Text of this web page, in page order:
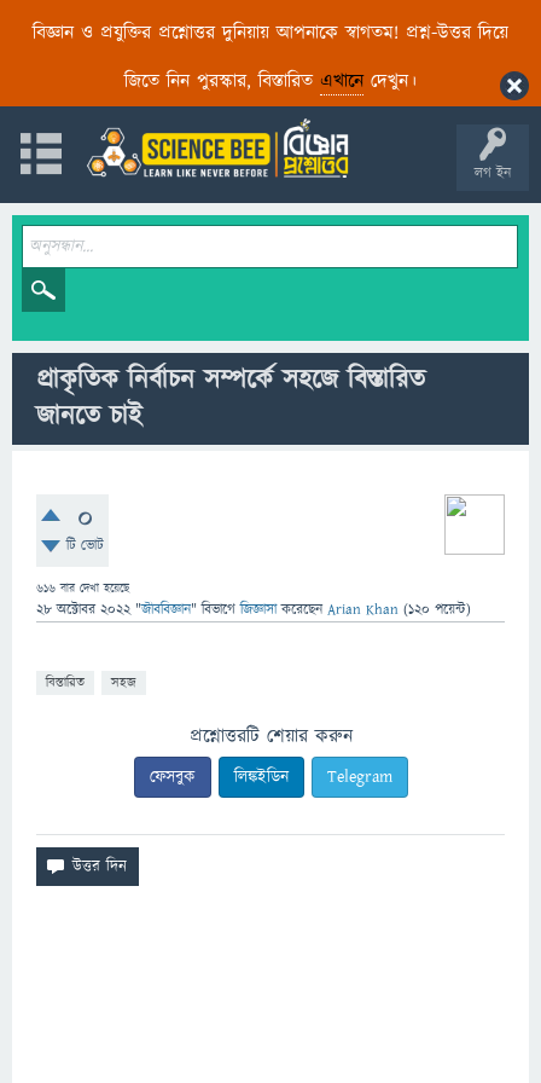
বিজ্ঞান ও প্রযুক্তির প্রশ্নোত্তর দুনিয়ায় আপনাকে স্বাগতম! প্রশ্ন-উত্তর দিয়ে
জিতে নিন পুরস্কার, বিস্তারিত এখানেদেখুন।
লগ ইন
প্রাকৃতিক নির্বাচন সম্পর্কে সহজে বিস্তারিত
জানতে চাই
0
টি ভোট
616 বার দেখা হয়েছে
28 অক্টোবর 2022 "জীববিজ্ঞান" বিভাগে জিজ্ঞাসাকরেছেনArian Khan (120 পয়েন্ট)
বিস্তারিত সহজ
প্রশ্নোত্তরটি শেয়ার করুন
ফেসবুক লিঙ্কইডিন Telegram